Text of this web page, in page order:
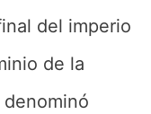
del imperio
de la